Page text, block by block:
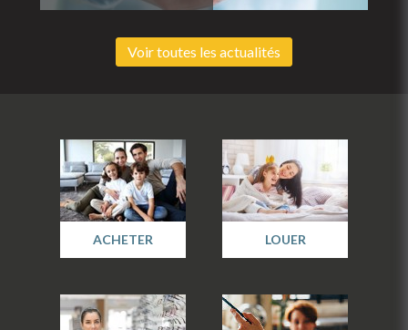
Voir toutes les actualités
ACHETER LOUER